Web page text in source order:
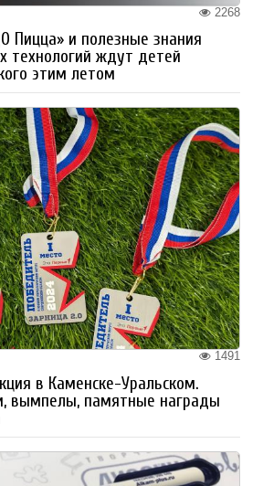
2268
Пицца» и полезные знания
технологий ждут детей
этим летом
1491
в Каменске-Уральском.
вымпелы, памятные награды